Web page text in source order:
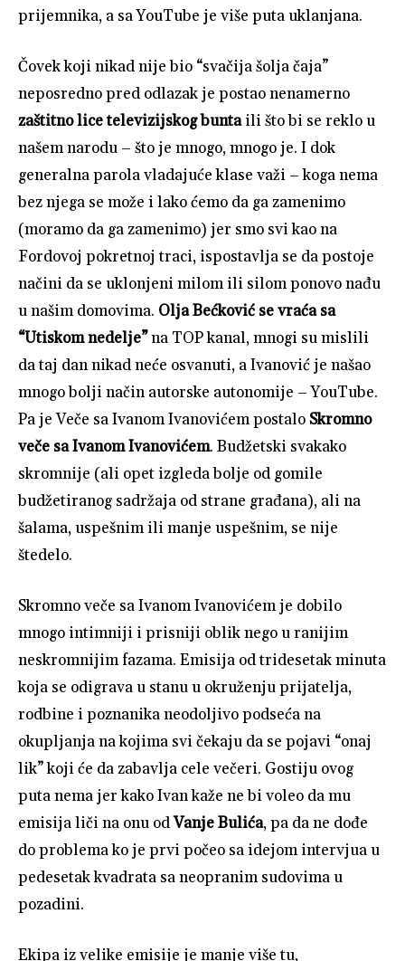
prijemnika, a sa YouTube je više puta uklanjana.
Čovek koji nikad nije bio “svačija šolja čaja”
neposredno pred odlazak je postao nenamerno
zaštitno lice televizijskog buntaili što bi se reklo u
našem narodu – što je mnogo, mnogo je. I dok
generalna parola vladajuće klase važi – koga nema
bez njega se može i lako ćemo da ga zamenimo
(moramo da ga zamenimo) jer smo svi kao na
Fordovoj pokretnoj traci, ispostavlja se da postoje
načini da se uklonjeni milom ili silom ponovo nađu
u našim domovima. Olja Bećković se vraća sa
“Utiskom nedelje”na TOP kanal, mnogi su mislili
da taj dan nikad neće osvanuti, a Ivanović je našao
mnogo bolji način autorske autonomije – YouTube.
Pa je Veče sa Ivanom Ivanovićem postaloSkromno
veče sa Ivanom Ivanovićem. Budžetski svakako
skromnije (ali opet izgleda bolje od gomile
budžetiranog sadržaja od strane građana), ali na
šalama, uspešnim ili manje uspešnim, se nije
štedelo.
Skromno veče sa Ivanom Ivanovićem je dobilo
mnogo intimniji i prisniji oblik nego u ranijim
neskromnijim fazama. Emisija od tridesetak minuta
koja se odigrava u stanu u okruženju prijatelja,
rodbine i poznanika neodoljivo podseća na
okupljanja na kojima svi čekaju da se pojavi “onaj
lik” koji će da zabavlja cele večeri. Gostiju ovog
puta nema jer kako Ivan kaže ne bi voleo da mu
emisija liči na onu odVanje Bulića, pa da ne dođe
do problema ko je prvi počeo sa idejom intervjua u
pedesetak kvadrata sa neopranim sudovima u
pozadini.
Ekipa iz velike emisije je manje više tu,